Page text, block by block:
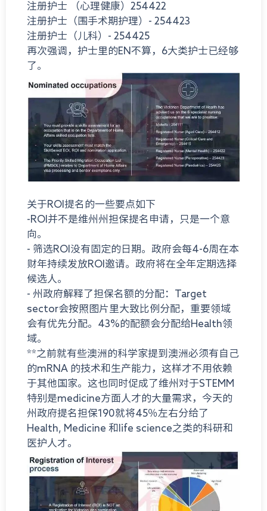
注册护士 （心理健康）254422
注册护士（围手术期护理）- 254423
注册护士（儿科）- 254425
再次强调，护士里的EN不算，6大类护士已经够
了。
关于ROI提名的一些要点如下
-ROI并不是维州州担保提名申请，只是一个意
向。
- 筛选ROI没有固定的日期。政府会每4-6周在本
财年持续发放ROI邀请。政府将在全年定期选择
候选人。
- 州政府解释了担保名额的分配：Target
sector会按照图片里大致比例分配，重要领域
会有优先分配。43%的配额会分配给Health领
域。
**之前就有些澳洲的科学家提到澳洲必须有自己
的mRNA 的技术和生产能力，这样才不用依赖
于其他国家。这也同时促成了维州对于STEMM
特别是medicine方面人才的大量需求，今天的
州政府提名担保190就将45％左右分给了
Health, Medicine 和life science之类的科研和
医护人才。